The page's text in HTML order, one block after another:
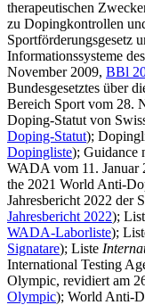
therapeutischen
zu Dopingkontrollen
Sportförderungsgesetz
Informationssysteme
November 2009, BBl
Bundesgesetztes über
Bereich Sport vom 28.
Doping-Statut von
Doping-Statut);
Dopingliste); Guidance
WADA vom 11. Januar
the 2021 World Anti-
Jahresbericht 2022 der
Jahresbericht 2022);
WADA-Laborliste);
Signatare); Liste
International Testing
Olympic, revidiert am
Olympic); World Anti-